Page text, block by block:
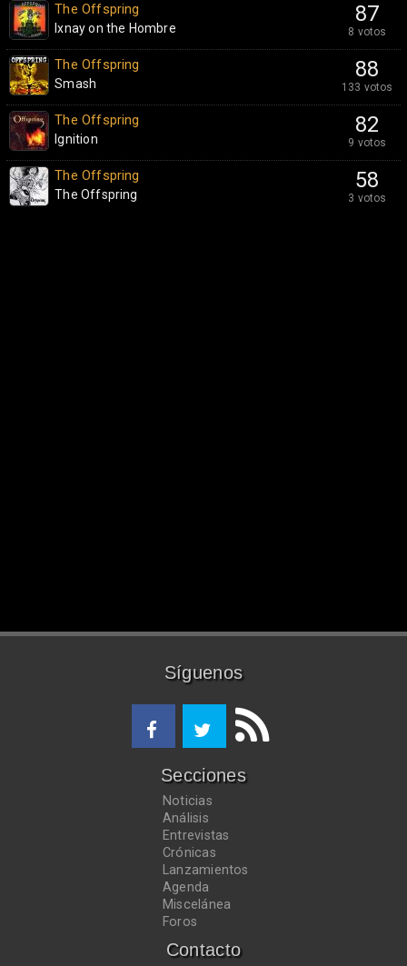
87
8 votos
The Offspring
Ixnay on the Hombre
88
133 votos
The Offspring
Smash
82
9 votos
The Offspring
Ignition
58
3 votos
The Offspring
The Offspring
Síguenos
Secciones
Noticias
Análisis
Entrevistas
Crónicas
Lanzamientos
Agenda
Miscelánea
Foros
Contacto